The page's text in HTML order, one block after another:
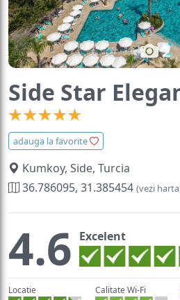
2
Side Star
adauga la favorite
Kumkoy, Side, Turcia
36.786095, 31.385454 (vezi
4.6 Excelent
Locatie Calitate Wi-Fi